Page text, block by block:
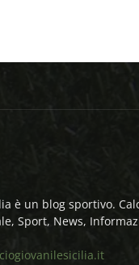
è un blog sportivo.
Sport, News,